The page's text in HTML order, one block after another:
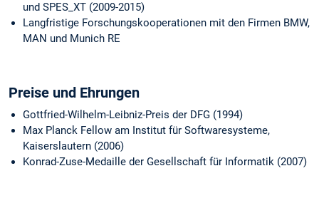
und SPES_XT (2009-2015)
Langfristige Forschungskooperationen mit den Firmen BMW,
MAN und Munich RE
Preise und Ehrungen
Gottfried-Wilhelm-Leibniz-Preis der DFG (1994)
Max Planck Fellow am Institut für Softwaresysteme,
Kaiserslautern (2006)
Konrad-Zuse-Medaille der Gesellschaft für Informatik (2007)